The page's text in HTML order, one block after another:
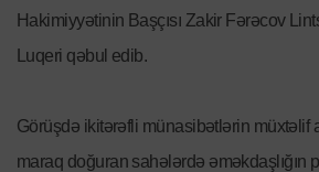
Hakimiyyətinin Başçısı Zakir Fərəcov
Luqeri qəbul edib.
Görüşdə ikitərəfli münasibətlərin müxtəlif
maraq doğuran sahələrdə əməkdaşlığın